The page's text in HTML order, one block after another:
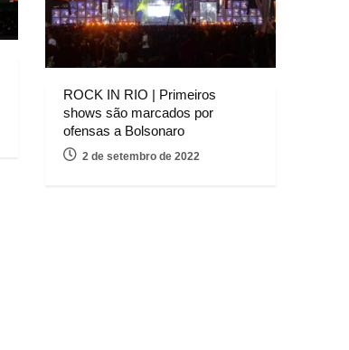
ROCK IN RIO | Primeiros
shows são marcados por
ofensas a Bolsonaro
2 de setembro de 2022